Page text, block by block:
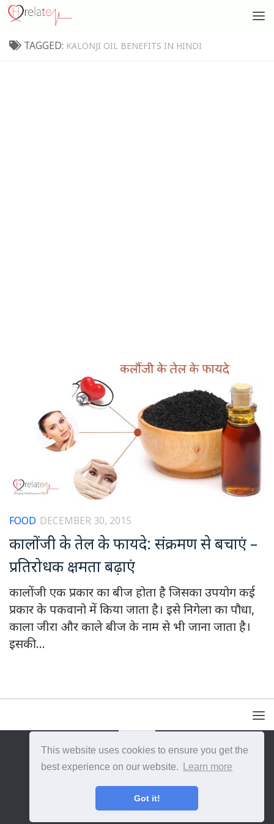
This website uses cookies to ensure you get the
best experience on our website.
Learn more
Got it!
TAGGED: KALONJI OIL BENEFITS IN HINDI
FOOD DECEMBER 30, 2015
कालोंजी के तेल के फायदे: संक्रमण से बचाएं –
प्रतिरोधक क्षमता बढ़ाएं
कालोंजी एक प्रकार का बीज होता है जिसका उपयोग कई
प्रकार के पकवानो में किया जाता है। इसे निगेला का पौधा,
काला जीरा और काले बीज के नाम से भी जाना जाता है।
इसकी...
{{site_title}} © {{year}}. All Rights Reserved.